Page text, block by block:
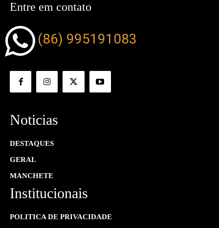
Entre em contato
(86) 995191083
Noticias
DESTAQUES
GERAL
MANCHETE
Institucionais
POLITICA DE PRIVACIDADE